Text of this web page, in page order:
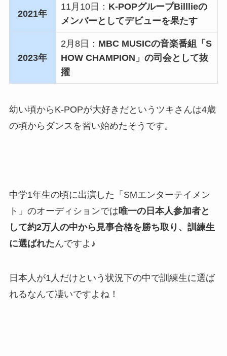
2021年
11月10日： K-POPグループBilllieの
メンバーとしてデビューを果たす
2023年
2月8日： MBC MUSICの音楽番組「S
HOW CHAMPION」の司会として抜
擢
幼い頃からK-POPが大好きだというツキさんは4歳
の頃からダンスを習い始めたそうです。
中学1年生の頃に出演した「SMエンターテイメン
ト」のオーディションでは唯一の日本人参加者と
して約2万人の中から見事合格を勝ち取り、訓練生
に選ばれたんですよ♪
日本人が1人だけという状況下の中で訓練生に選ば
れるなんて凄いですよね！